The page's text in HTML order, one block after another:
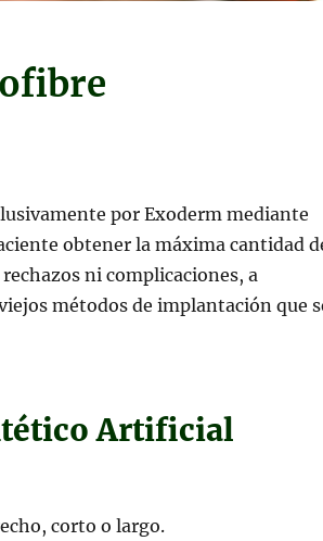
por Exoderm mediante
obtener la máxima cantidad
ni complicaciones, a
métodos de implantación que
Artificial
corto o largo.